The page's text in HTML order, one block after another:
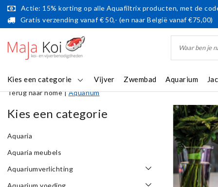
Actie: 15% korting op alle Aquafiltrix producten, met de
Gratis verzending vanaf € 50,- (en naar België vanaf €75,00)
Kies een categorie Vijver Zwembad Aquarium
Terug naar home|Aquarium
Kies een categorie
Aquaria
Aquaria meubels
Aquariumverlichting
Aquarium voeding